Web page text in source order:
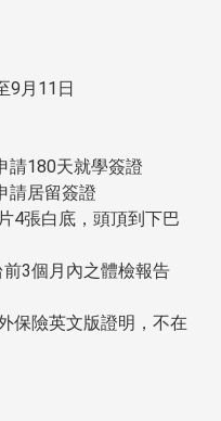
9月11日
天就學簽證
居留簽證
張白底，頭頂到下巴
前3個月內之體檢報告
險英文版證明，不在